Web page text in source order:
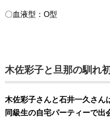
〇血液型：O型
木佐彩子と旦那の馴れ
木佐彩子さんと石井一久さん
同級生の自宅パーティーで出